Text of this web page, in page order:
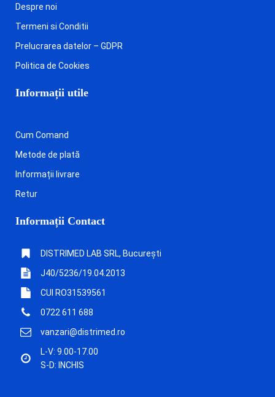
Despre noi
Termeni si Conditii
Prelucrarea datelor – GDPR
Politica de Cookies
Informații utile
Cum Comand
Metode de plată
Informații livrare
Retur
Informații Contact
DISTRIMED LAB SRL, București
J40/5236/19.04.2013
CUI RO31539561
0722 611 688
vanzari@distrimed.ro
L-V: 9.00-17.00
S-D: INCHIS